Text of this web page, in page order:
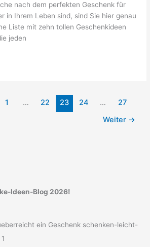
nach dem perfekten Geschenk für
in Ihrem Leben sind, sind Sie hier genau
Liste mit zehn tollen Geschenkideen
jeden
1 … 22 23 24 …
27
Weiter →
Ideen-Blog 2026!